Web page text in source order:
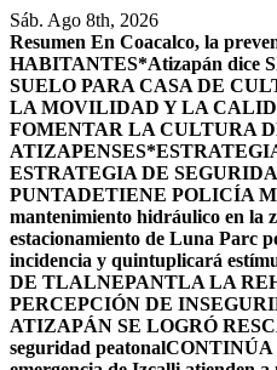
Saltar
al
contenido
Sáb. Ago 8th, 2026
Resumen En Coacalco, la
HABITANTES*Atizapán dice
SUELO PARA CASA DE
LA MOVILIDAD Y LA
FOMENTAR LA CULTURA
ATIZAPENSES
ESTRATEGIA DE
PUNTADETIENE POLICÍA
mantenimiento hidráulico en la
estacionamiento de Luna Parc
incidencia y quintuplicará
DE TLALNEPANTLA LA
PERCEPCIÓN DE
ATIZAPÁN SE LOGRÓ
seguridad peatonalCONTINÚA